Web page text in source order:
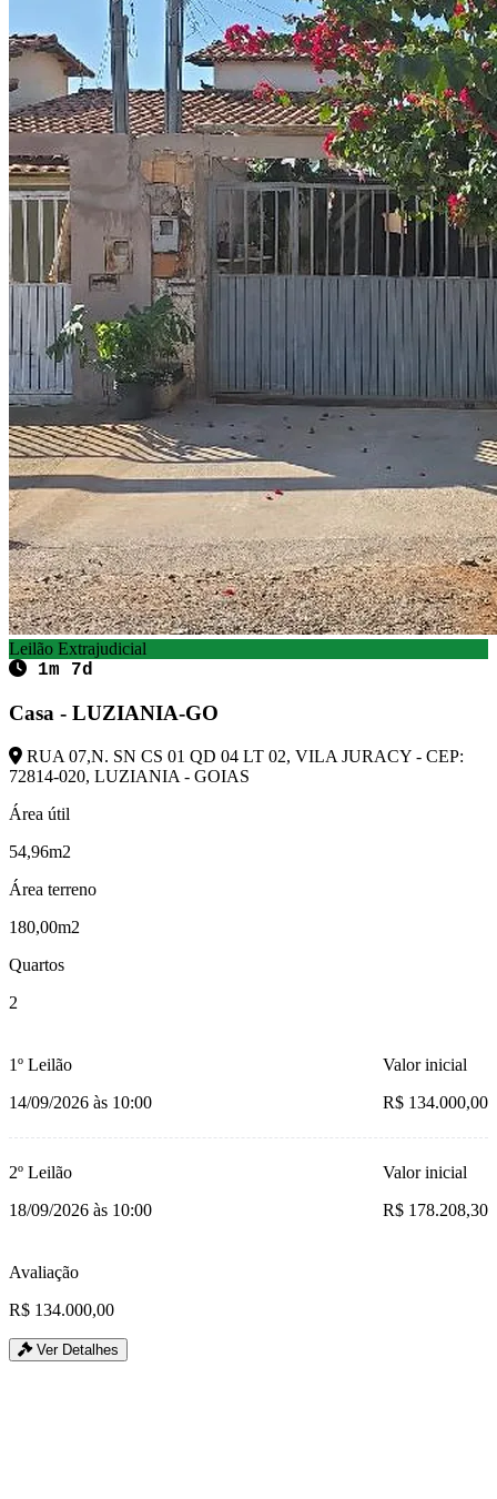
Leilão Extrajudicial
1m 7d
Casa - LUZIANIA-GO
RUA 07,N. SN CS 01 QD 04 LT 02, VILA JURACY - CEP:
72814-020, LUZIANIA - GOIAS
Área útil
54,96m2
Área terreno
180,00m2
Quartos
2
1º Leilão
14/09/2026 às 10:00
Valor inicial
R$ 134.000,00
2º Leilão
18/09/2026 às 10:00
Valor inicial
R$ 178.208,30
Avaliação
R$ 134.000,00
Ver Detalhes